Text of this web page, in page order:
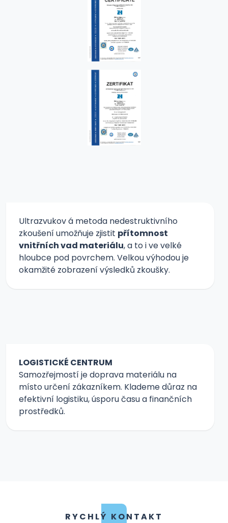
Ultrazvukov á metoda nedestruktivního
zkoušení umožňuje zjistit přítomnost
vnitřních vad materiálu, a to i ve velké
hloubce pod povrchem. Velkou výhodou je
okamžité zobrazení výsledků zkoušky.
LOGISTICKÉ CENTRUM
Samozřejmostí je doprava materiálu na
místo určení zákazníkem. Klademe důraz na
efektivní logistiku, úsporu času a finančních
prostředků.
RYCHLÝ KONTAKT